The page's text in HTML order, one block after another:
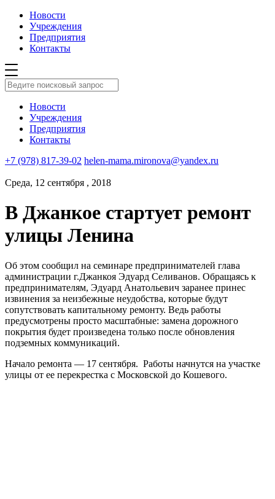
Новости
Учреждения
Предприятия
Контакты
Новости
Учреждения
Предприятия
Контакты
+7 (978) 817-39-02 helen-mama.mironova@yandex.ru
Среда, 12 сентября , 2018
В Джанкое стартует ремонт
улицы Ленина
Об этом сообщил на семинаре предпринимателей глава
администрации г.Джанкоя Эдуард Селиванов. Обращаясь к
предпринимателям, Эдуард Анатольевич заранее принес
извинения за неизбежные неудобства, которые будут
сопутствовать капитальному ремонту. Ведь работы
предусмотрены просто масштабные: замена дорожного
покрытия будет произведена только после обновления
подземных коммуникаций.
Начало ремонта — 17 сентября. Работы начнутся на участке
улицы от ее перекрестка с Московской до Кошевого.